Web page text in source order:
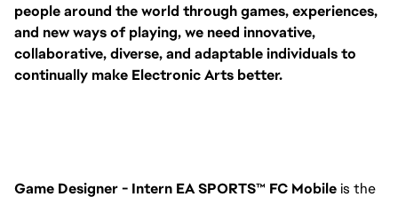
people around the world through games, experiences,
and new ways of playing, we need innovative,
collaborative, diverse, and adaptable individuals to
continually make Electronic Arts better.
Game Designer - Intern EA SPORTS™ FC Mobileis the